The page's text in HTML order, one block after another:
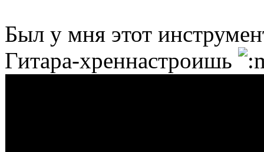
Был у мня этот
Гитара-хреннастроишь